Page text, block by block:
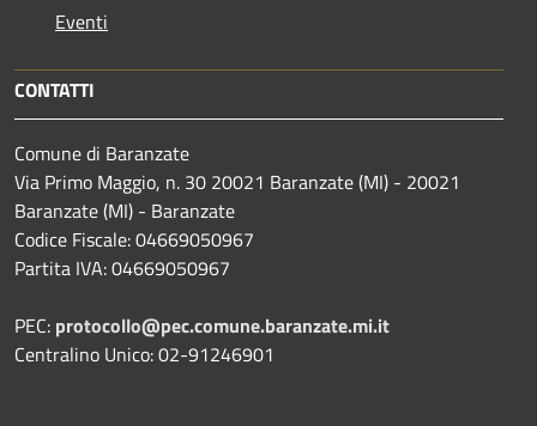
Eventi
CONTATTI
Comune di Baranzate
Via Primo Maggio, n. 30 20021 Baranzate (MI) - 20021
Baranzate (MI) - Baranzate
Codice Fiscale: 04669050967
Partita IVA: 04669050967
PEC: protocollo@pec.comune.baranzate.mi.it
Centralino Unico: 02-91246901